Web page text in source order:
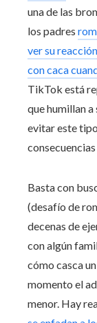
una de las
los padres
ver su reacción
con caca
TikTok está
que humillan
evitar este
Basta con
(desafío de
decenas de
con algún
cómo casca
momento el
menor. Hay